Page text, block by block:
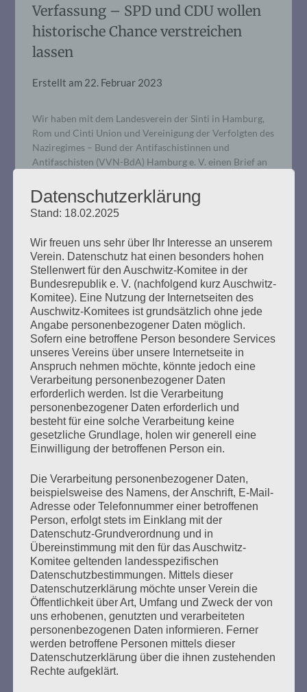
Verfassung – SPD und CDU wollen
historische Chance verstreichen
lassen
Erstellt am 22. Februar 2023
Wir haben mit dem Landesverein der Sinti in Hamburg,
Rom und Cinti Union und Vereinigung der Verfolgten des
Naziregimes – Bund der Antifaschistinnen und
Antifaschisten (VVN-BdA) Hamburg e. V. einen Brief an
neben dem Wort Antisemitismus auch das Wort
Antiziganismus in die sogenannte Antifaklausel
aufgenommen wird.
mehr ...
Pressemitteilung: 16.
Generalversammlung des
Internationalen Auschwitz Komitees
in Oswiecim/Auschwitz
Erstellt am7. September 2022
stattfindende – Generalversammlung des Internationalen
Auschwitz Komitees zu Ende, zu der Auschwitz-
Überlebende, Angehörige und Nachkommen von
Überlebenden des Lagers und Repräsentanten von
Auschwitz Stiftungen aus 11 Ländern angereist waren.
mehr ...
Seitennummerierung
der
1 Weiter
Datenschutzerklärung
Stand: 18.02.2025
Wir freuen uns sehr über Ihr Interesse an unserem
Verein. Datenschutz hat einen besonders hohen
Stellenwert für den Auschwitz-Komitee in der
Bundesrepublik e. V. (nachfolgend kurz Auschwitz-
Komitee). Eine Nutzung der Internetseiten des
Auschwitz-Komitees ist grundsätzlich ohne jede
Angabe personenbezogener Daten möglich.
Sofern eine betroffene Person besondere Services
unseres Vereins über unsere Internetseite in
Anspruch nehmen möchte, könnte jedoch eine
Verarbeitung personenbezogener Daten
erforderlich werden. Ist die Verarbeitung
personenbezogener Daten erforderlich und
besteht für eine solche Verarbeitung keine
gesetzliche Grundlage, holen wir generell eine
Einwilligung der betroffenen Person ein.
Die Verarbeitung personenbezogener Daten,
beispielsweise des Namens, der Anschrift, E-Mail-
Adresse oder Telefonnummer einer betroffenen
Person, erfolgt stets im Einklang mit der
Datenschutz-Grundverordnung und in
Übereinstimmung mit den für das Auschwitz-
Komitee geltenden landesspezifischen
Datenschutzbestimmungen. Mittels dieser
Datenschutzerklärung möchte unser Verein die
Öffentlichkeit über Art, Umfang und Zweck der von
uns erhobenen, genutzten und verarbeiteten
personenbezogenen Daten informieren. Ferner
werden betroffene Personen mittels dieser
Datenschutzerklärung über die ihnen zustehenden
Rechte aufgeklärt.